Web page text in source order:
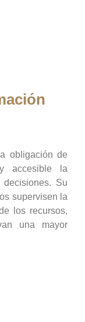
obligación de
accesible la
Su
supervisen la
los recursos,
una mayor